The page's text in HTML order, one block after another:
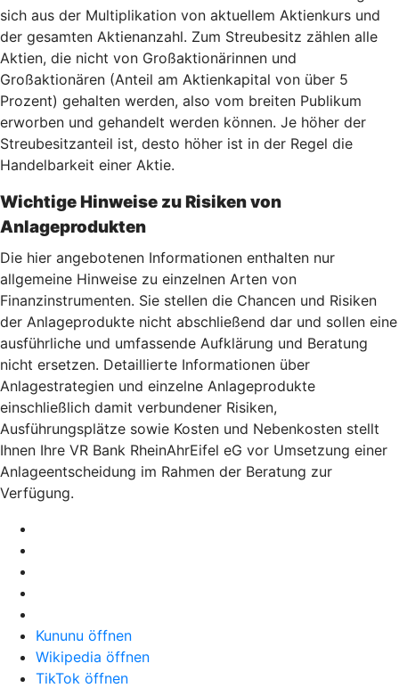
sich aus der Multiplikation von aktuellem Aktienkurs und
der gesamten Aktienanzahl. Zum Streubesitz zählen alle
Aktien, die nicht von Großaktionärinnen und
Großaktionären (Anteil am Aktienkapital von über 5
Prozent) gehalten werden, also vom breiten Publikum
erworben und gehandelt werden können. Je höher der
Streubesitzanteil ist, desto höher ist in der Regel die
Handelbarkeit einer Aktie.
Wichtige Hinweise zu Risiken von
Anlageprodukten
Die hier angebotenen Informationen enthalten nur
allgemeine Hinweise zu einzelnen Arten von
Finanzinstrumenten. Sie stellen die Chancen und Risiken
der Anlageprodukte nicht abschließend dar und sollen eine
ausführliche und umfassende Aufklärung und Beratung
nicht ersetzen. Detaillierte Informationen über
Anlagestrategien und einzelne Anlageprodukte
einschließlich damit verbundener Risiken,
Ausführungsplätze sowie Kosten und Nebenkosten stellt
Ihnen Ihre VR Bank RheinAhrEifel eG vor Umsetzung einer
Anlageentscheidung im Rahmen der Beratung zur
Verfügung.
Kununu öffnen
Wikipedia öffnen
TikTok öffnen